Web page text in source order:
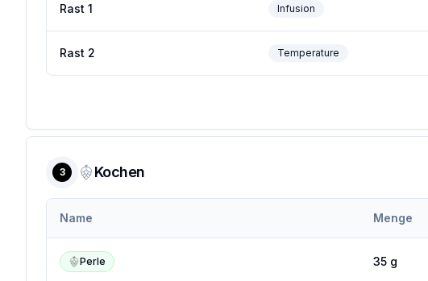
Rast 1 Infusion
Rast 2 Temperature
3 Kochen
Name Menge
Perle 35 g